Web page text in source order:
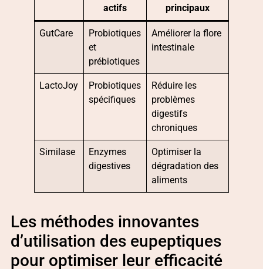
actifs
principaux
GutCare
Probiotiques
et
prébiotiques
Améliorer la flore
intestinale
LactoJoy
Probiotiques
spécifiques
Réduire les
problèmes
digestifs
chroniques
Similase
Enzymes
digestives
Optimiser la
dégradation des
aliments
Les méthodes innovantes
d’utilisation des eupeptiques
pour optimiser leur efficacité